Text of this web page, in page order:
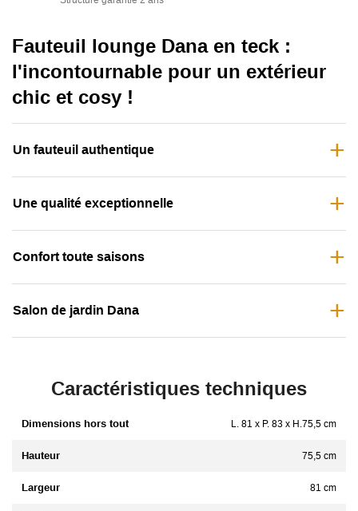
Fauteuil lounge Dana en teck :
l'incontournable pour un extérieur
chic et cosy !
Un fauteuil authentique
Une qualité exceptionnelle
Confort toute saisons
Salon de jardin Dana
Caractéristiques techniques
Dimensions hors tout L. 81 x P. 83 x H.75,5 cm
Hauteur 75,5 cm
Largeur 81 cm